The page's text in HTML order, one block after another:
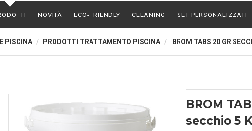
NOVITÀ ECO-FRIENDLY CLEANING SET PERSONALIZZATI
PISCINA PRODOTTI TRATTAMENTO PISCINA BROM TABS 20 GR
BROM
secchio 5